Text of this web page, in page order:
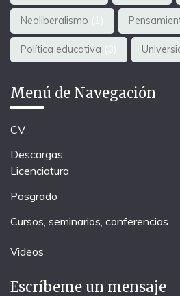
Neoliberalismo (1)
Política educativa (3)
Menú de Navegación
CV
Descargas
Licenciatura
Posgrado
Cursos, seminarios, conferencias
Videos
Escríbeme un mensaje